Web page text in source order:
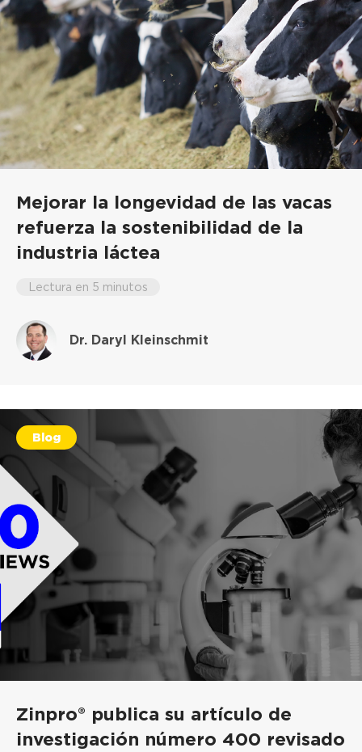
Mejorar la longevidad de las vacas
refuerza la sostenibilidad de la
industria láctea
Lectura en 5 minutos
Dr. Daryl Kleinschmit
Blog
Zinpro® publica su artículo de
investigación número 400 revisado